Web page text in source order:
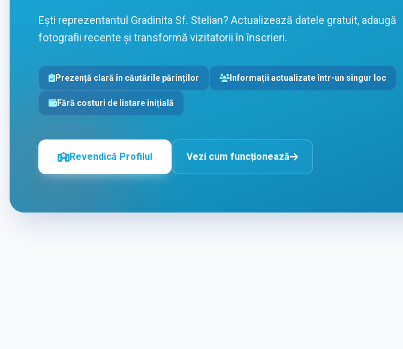
Ești reprezentantul Gradinita Sf. Stelian? Actualizează datele gratuit, adaugă
fotografii recente și transformă vizitatorii în înscrieri.
Prezență clară în căutările părinților Informații actualizate într-un singur loc
Fără costuri de listare inițială
Revendică Profilul Vezi cum funcționează